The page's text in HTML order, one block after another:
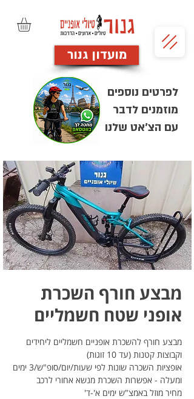
מועדון גנור
לפרטים נוספים
מוזמנים לדבר
עם הצ'אט שלנו
מבצע חורף השכרת
אופני שטח חשמליים
מבצע חורף להשכרת אופניים חשמליים ליחידים
אופציות השכרה שונות לפי שעות/יום/סופ"ש/3 ימים